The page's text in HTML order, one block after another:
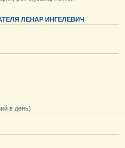
ЛЕНАР ИНГЕЛЕВИЧ
в день)